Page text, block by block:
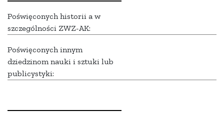
Poświęconych historii a w
szczególności ZWZ-AK:
Poświęconych innym
dziedzinom nauki i sztuki lub
publicystyki: